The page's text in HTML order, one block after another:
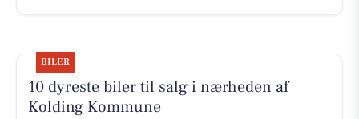
BILER
10 dyreste biler til salg i nærheden af
Kolding Kommune